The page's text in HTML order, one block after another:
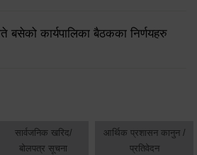
बसेको कार्यपालिका बैठकका निर्णयहरु
सार्वजनिक खरिद/
बोलपत्र सूचना
आर्थिक प्रशासन कानुन /
प्रतिवेदन